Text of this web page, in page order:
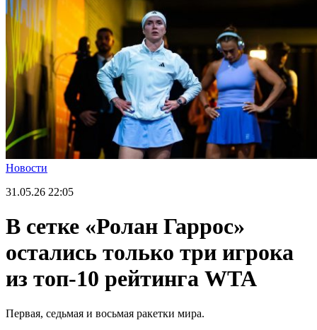
Новости
31.05.26 22:05
В сетке «Ролан Гаррос»
остались только три игрока
из топ-10 рейтинга WTA
Первая, седьмая и восьмая ракетки мира.